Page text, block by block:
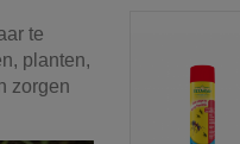
te
planten,
zorgen